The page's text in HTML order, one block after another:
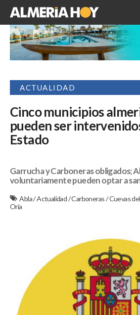
ACTUALIDAD
Cinco municipios
pueden ser
Estado
Garrucha y Carboneras obligados;
voluntariamente pueden optar a
Abla/Actualidad/Carboneras/Cuevas
Oria